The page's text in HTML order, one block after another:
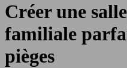
Créer une
familiale
pièges